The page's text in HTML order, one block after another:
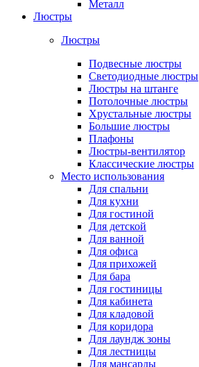
Металл
Люстры
Люстры
Подвесные люстры
Светодиодные люстры
Люстры на штанге
Потолочные люстры
Хрустальные люстры
Большие люстры
Плафоны
Люстры-вентилятор
Классические люстры
Место использования
Для спальни
Для кухни
Для гостиной
Для детской
Для ванной
Для офиса
Для прихожей
Для бара
Для гостиницы
Для кабинета
Для кладовой
Для коридора
Для лаундж зоны
Для лестницы
Для мансарды